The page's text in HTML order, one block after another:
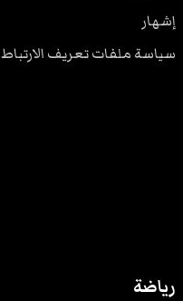
إشهار
سياسة ملفات تعريف الارتباط
رياضة